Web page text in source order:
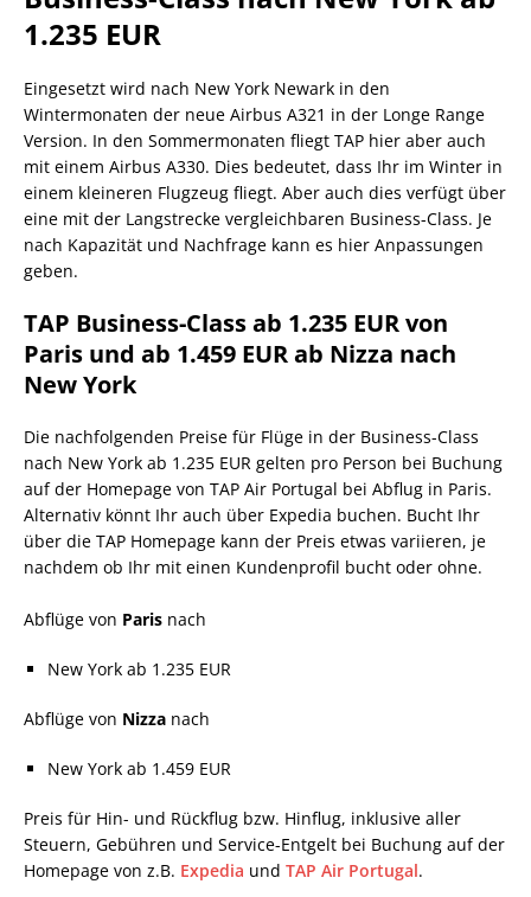
1.235 EUR
Eingesetzt wird nach New York Newark in den
Wintermonaten der neue Airbus A321 in der Longe Range
Version. In den Sommermonaten fliegt TAP hier aber auch
mit einem Airbus A330. Dies bedeutet, dass Ihr im Winter in
einem kleineren Flugzeug fliegt. Aber auch dies verfügt über
eine mit der Langstrecke vergleichbaren Business-Class. Je
nach Kapazität und Nachfrage kann es hier Anpassungen
geben.
TAP Business-Class ab 1.235 EUR von
Paris und ab 1.459 EUR ab Nizza nach
New York
Die nachfolgenden Preise für Flüge in der Business-Class
nach New York ab 1.235 EUR gelten pro Person bei Buchung
auf der Homepage von TAP Air Portugal bei Abflug in Paris.
Alternativ könnt Ihr auch über Expedia buchen. Bucht Ihr
über die TAP Homepage kann der Preis etwas variieren, je
nachdem ob Ihr mit einen Kundenprofil bucht oder ohne.
Abflüge von Paris nach
New York ab 1.235 EUR
Abflüge von Nizza nach
New York ab 1.459 EUR
Preis für Hin- und Rückflug bzw. Hinflug, inklusive aller
Steuern, Gebühren und Service-Entgelt bei Buchung auf der
Homepage von z.B. Expedia und TAP Air Portugal.